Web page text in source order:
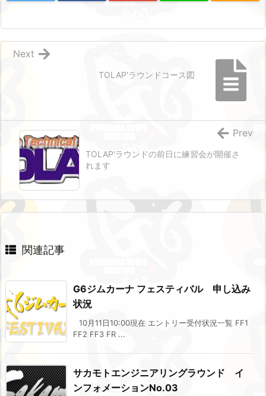
TOLAP'ラウンドコース図
Next
TOLAP'ラウンドの前日に練習会が開催さ
れます
Prev
関連記事
G6ジムカーナ フェスティバル 申し込み
状況
10月11日10:00現在 エントリー受付状況一覧 FF1
FF2 FF3 FR ...
サカモトエンジニアリングラウンド イ
ンフォメーションNo.03